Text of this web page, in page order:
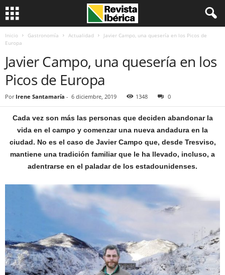
Inicio Gastronomía Actualidad
Javier Campo, una quesería en los Picos de
Europa
Javier Campo, una quesería en los
Picos de Europa
Por Irene Santamaría - 6 diciembre, 2019 1348 0
Cada vez son más las personas que deciden abandonar la
vida en el campo y comenzar una nueva andadura en la
ciudad. No es el caso de Javier Campo que, desde Tresviso,
mantiene una tradición familiar que le ha llevado, incluso, a
adentrarse en el paladar de los estadounidenses.